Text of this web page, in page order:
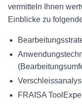
vermitteln Ihnen
Einblicke zu
FRAISA